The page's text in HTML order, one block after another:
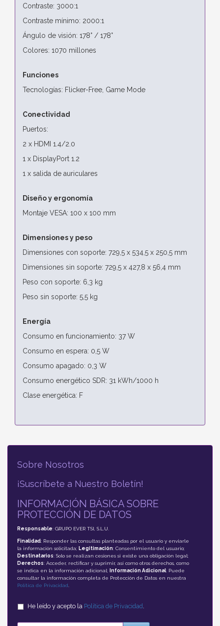
Contraste: 3000:1
Contraste mínimo: 2000:1
Ángulo de visión: 178° / 178°
Colores: 1070 millones
Funciones
Tecnologías: Flicker-Free, Game Mode
Conectividad
Puertos:
2 x HDMI 1.4/2.0
1 x DisplayPort 1.2
1 x salida de auriculares
Diseño y ergonomía
Montaje VESA: 100 x 100 mm
Dimensiones y peso
Dimensiones con soporte: 729,5 x 534,5 x 250,5 mm
Dimensiones sin soporte: 729,5 x 427,8 x 56,4 mm
Peso con soporte: 6,3 kg
Peso sin soporte: 5,5 kg
Energía
Consumo en funcionamiento: 37 W
Consumo en espera: 0,5 W
Consumo apagado: 0,3 W
Consumo energético SDR: 31 kWh/1000 h
Clase energética: F
Sobre Nosotros
¡Suscríbete a Nuestro Boletín!
INFORMACIÓN BÁSICA SOBRE
PROTECCIÓN DE DATOS
Responsable: GRUPO EVER TSI, S.L.U.
Finalidad: Responder las consultas planteadas por el usuario y enviarle
la información solicitada; Legitimación: Consentimiento del usuario;
Destinatarios: Solo se realizan cesiones si existe una obligación legal;
Derechos: Acceder, rectificar y suprimir, así como otros derechos, como
se indica en la información adicional;
Información Adicional: Puede
consultar la información completa de Protección de Datos en nuestra
Política de Privacidad
He leído y acepto la Política de Privacidad